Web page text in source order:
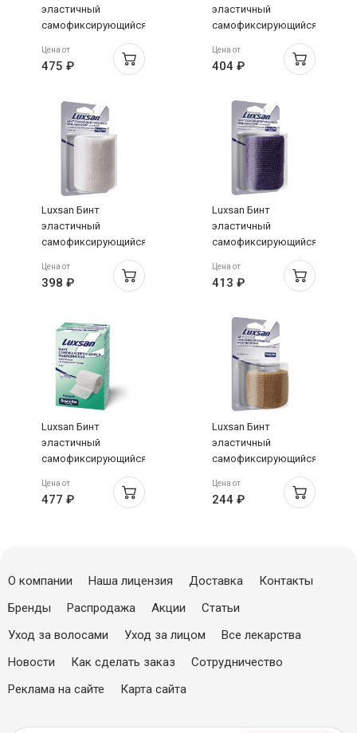
эластичный
самофиксирующийся
полипропиленовой
основе 10см х 4м
Цена от
475 ₽
эластичный
самофиксирующийся
на нетканой основе
без латекса 6см х 4м
белый
Цена от
404 ₽
Luxsan Бинт
эластичный
самофиксирующийся
полипропиленовой
основе 8см х 4м
Цена от
398 ₽
Luxsan Бинт
эластичный
самофиксирующийся
полипропиленовой
основе 8см х 4м
Цена от
413 ₽
Luxsan Бинт
эластичный
самофиксирующийся
основе 8см х 4м
белый
Цена от
477 ₽
Luxsan Бинт
эластичный
самофиксирующийся
полипропиленовой
основе 4см х 4м
Цена от
244 ₽
О компании Наша лицензия Доставка
Контакты
Бренды
Распродажа Акции
Статьи
Уход за волосами
Уход за лицом
Все лекарства
Новости
Как сделать заказ
Сотрудничество
Реклама на сайте
Карта сайта